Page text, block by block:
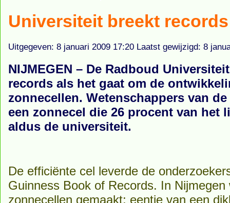
Universiteit breekt
Uitgegeven: 8 januari 2009 17:20 Laatst gewijzigd: 8
NIJMEGEN – De Radboud
records als het gaat om de
zonnecellen. Wetenschappers van
een zonnecel die 26 procent van het
aldus de universiteit.
De efficiënte cel leverde de
Guinness Book of Records. In
zonnecellen gemaakt; eentje van een